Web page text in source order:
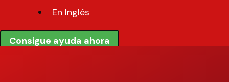
En Inglés
Consigue ayuda ahora